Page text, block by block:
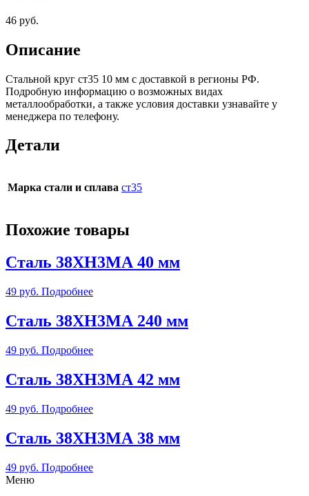
46 руб.
Описание
Стальной круг ст35 10 мм c доставкой в регионы РФ.
Подробную информацию о возможных видах
металлообработки, а также условия доставки узнавайте у
менеджера по телефону.
Детали
Марка стали и сплава ст35
Похожие товары
Сталь 38ХН3МА 40 мм
49 руб. Подробнее
Сталь 38ХН3МА 240 мм
49 руб. Подробнее
Сталь 38ХН3МА 42 мм
49 руб. Подробнее
Сталь 38ХН3МА 38 мм
49 руб. Подробнее
Меню